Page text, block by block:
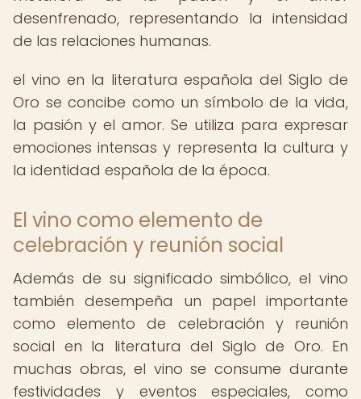
desenfrenado, representando la intensidad
de las relaciones humanas.
el vino en la literatura española del Siglo de
Oro se concibe como un símbolo de la vida,
la pasión y el amor. Se utiliza para expresar
emociones intensas y representa la cultura y
la identidad española de la época.
El vino como elemento de
celebración y reunión social
Además de su significado simbólico, el vino
también desempeña un papel importante
como elemento de celebración y reunión
social en la literatura del Siglo de Oro. En
muchas obras, el vino se consume durante
festividades y eventos especiales, como